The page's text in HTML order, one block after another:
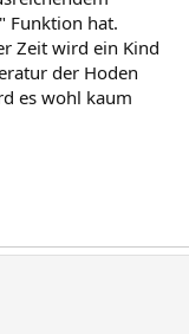
Funktion hat.
Zeit wird ein Kind
der Hoden
es wohl kaum